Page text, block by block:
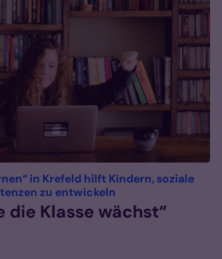
in Krefeld hilft Kindern, soziale
zu entwickeln
die Klasse wächst“